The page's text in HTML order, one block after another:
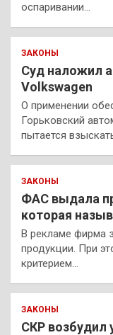
оспаривании…
ЗАКОНЫ
Суд наложил
Volkswagen
О применении
Горьковский
пытается
ЗАКОНЫ
ФАС выдала
которая
В рекламе фирма
продукции. При
критерием…
ЗАКОНЫ
СКР возбудил